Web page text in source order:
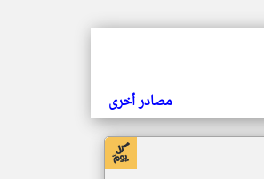
مصادر أخرى